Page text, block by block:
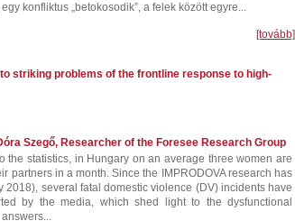
konfliktus „betokosodik”, a felek között egyre...
[tovább]
striking problems of the frontline response to high-
Szegő, Researcher of the Foresee Research Group
the statistics, in Hungary on an average three women are
partners in a month. Since the IMPRODOVA research has
2018), several fatal domestic violence (DV) incidents have
by the media, which shed light to the dysfunctional